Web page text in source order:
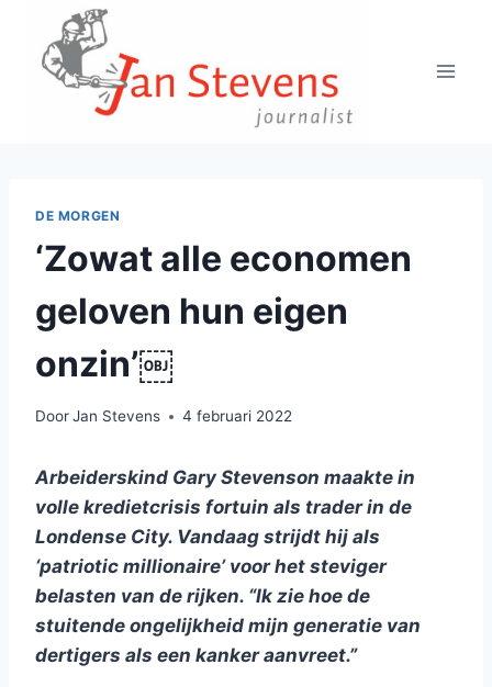
Doorgaan
inhoud
DE MORGEN
‘Zowat alle economen
geloven hun eigen
onzin’￼
DoorJan Stevens 4 februari 2022
Arbeiderskind Gary Stevenson maakte in
volle kredietcrisis fortuin als trader in de
Londense City. Vandaag strijdt hij als
‘patriotic millionaire’ voor het steviger
belasten van de rijken. “Ik zie hoe de
stuitende ongelijkheid mijn generatie van
dertigers als een kanker aanvreet.”